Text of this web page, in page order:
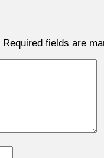
Required fields are